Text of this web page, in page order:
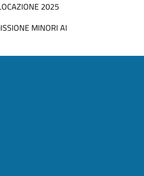
2025
MINORI AI